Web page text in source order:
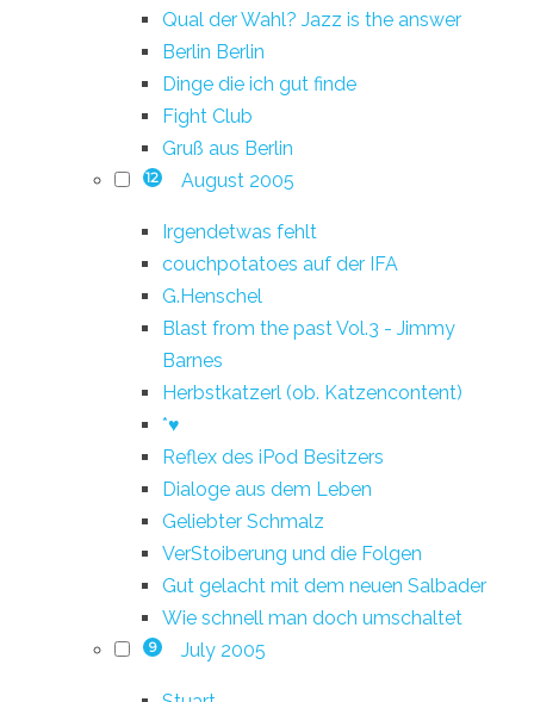
Qual der Wahl? Jazz is the answer
Berlin Berlin
Dinge die ich gut finde
Fight Club
Gruß aus Berlin
12 August 2005
Irgendetwas fehlt
couchpotatoes auf der IFA
G.Henschel
Blast from the past Vol.3 - Jimmy
Barnes
Herbstkatzerl (ob. Katzencontent)
*♥
Reflex des iPod Besitzers
Dialoge aus dem Leben
Geliebter Schmalz
VerStoiberung und die Folgen
Gut gelacht mit dem neuen Salbader
Wie schnell man doch umschaltet
9 July 2005